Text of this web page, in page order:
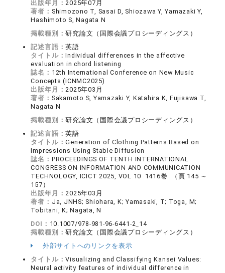
出版年月：2025年07月
著者： Shimozono T, Sasai D, Shiozawa Y, Yamazaki Y,
Hashimoto S, Nagata N
掲載種別：研究論文（国際会議プロシーディングス）
記述言語：英語
タイトル：Individual differences in the affective
evaluation in chord listening
誌名： 12th International Conference on New Music
Concepts (ICNMC2025)
出版年月：2025年03月
著者： Sakamoto S, Yamazaki Y, Katahira K, Fujisawa T,
Nagata N
掲載種別：研究論文（国際会議プロシーディングス）
記述言語：英語
タイトル：Generation of Clothing Patterns Based on
Impressions Using Stable Diffusion
誌名： PROCEEDINGS OF TENTH INTERNATIONAL
CONGRESS ON INFORMATION AND COMMUNICATION
TECHNOLOGY, ICICT 2025, VOL 10 1416巻 （頁 145 ～
157）
出版年月：2025年03月
著者： Ja, JNHS; Shiohara, K; Yamasaki, T; Toga, M;
Tobitani, K; Nagata, N
DOI： 10.1007/978-981-96-6441-2_14
掲載種別：研究論文（国際会議プロシーディングス）
外部サイトへのリンクを表示
タイトル：Visualizing and Classifying Kansei Values:
Neural activity features of individual difference in